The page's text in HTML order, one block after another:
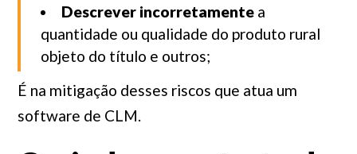
Descrever incorretamente a
quantidade ou qualidade do produto rural
objeto do título e outros;
É na mitigação desses riscos que atua um
software de CLM.